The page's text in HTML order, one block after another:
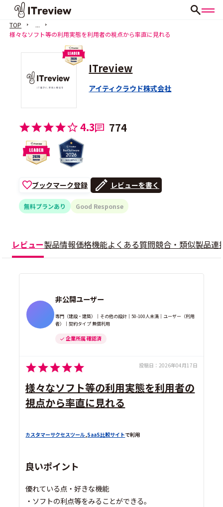
TOP
...
様々なソフト等の利用実態を利用者の視点から率直に見れる
ITreview
アイティクラウド株式会社
4.3 774
ブックマーク登録 レビューを書く
無料プランあり Good Response
レビュー製品情報価格機能よくある質問競合・類似製品連
非公開ユーザー
専門（建設・建築）｜その他の設計｜50-100人未満｜ユーザー（利用
者）｜契約タイプ 無償利用
企業所属 確認済
投稿日： 2026年04月17日
様々なソフト等の利用実態を利用者の
視点から率直に見れる
カスタマーサクセスツール ,SaaS比較サイトで利用
良いポイント
優れている点・好きな機能
・ソフトの利点等をみることができる。